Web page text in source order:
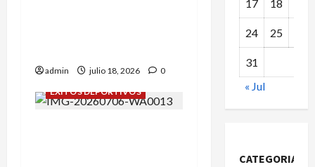
admin julio 18, 2026
0
ÉXITOS DEPORTIVOS
17 18
24 25
31
« Jul
CATEGORIAS